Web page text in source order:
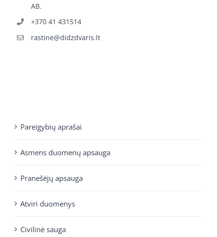
AB.
+370 41 431514
rastine@didzdvaris.lt
Pareigybių aprašai
Asmens duomenų apsauga
Pranešėjų apsauga
Atviri duomenys
Civilinė sauga